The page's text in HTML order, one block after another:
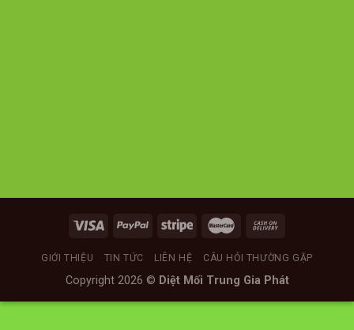
GIỚI THIỆU TIN TỨC LIÊN HỆ CÂU HỎI THƯỜNG GẶP
Copyright 2026 © Diệt Mối Trung Gia Phát